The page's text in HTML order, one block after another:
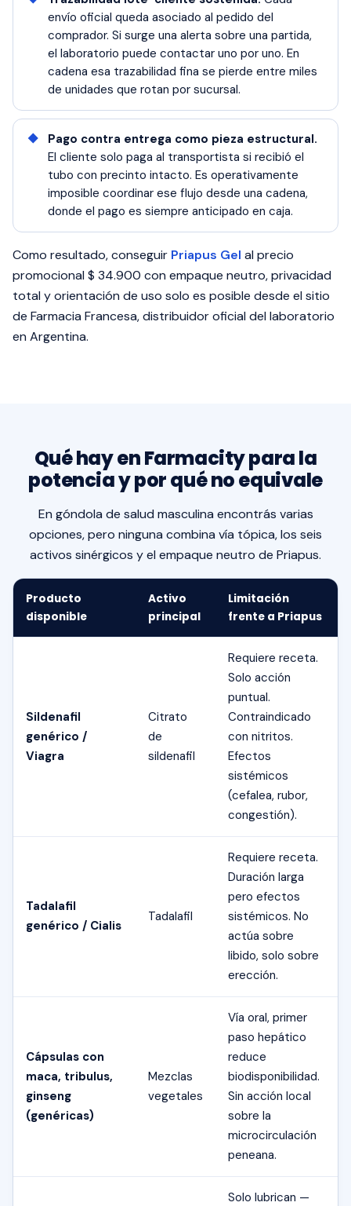
envío oficial queda asociado al pedido del
comprador. Si surge una alerta sobre una partida,
el laboratorio puede contactar uno por uno. En
cadena esa trazabilidad fina se pierde entre miles
de unidades que rotan por sucursal.
Pago contra entrega como pieza estructural.
El cliente solo paga al transportista si recibió el
tubo con precinto intacto. Es operativamente
imposible coordinar ese flujo desde una cadena,
donde el pago es siempre anticipado en caja.
Como resultado, conseguir Priapus Gel al precio
promocional $ 34.900 con empaque neutro, privacidad
total y orientación de uso solo es posible desde el sitio
de Farmacia Francesa, distribuidor oficial del laboratorio
en Argentina.
Qué hay en Farmacity para la
potencia y por qué no equivale
En góndola de salud masculina encontrás varias
opciones, pero ninguna combina vía tópica, los seis
activos sinérgicos y el empaque neutro de Priapus.
Producto
disponible
Activo
principal
Limitación
frente a Priapus
Sildenafil
genérico /
Viagra
Citrato
de
sildenafil
Requiere receta.
Solo acción
puntual.
Contraindicado
con nitritos.
Efectos
sistémicos
(cefalea, rubor,
congestión).
Tadalafil
genérico / Cialis
Tadalafil
Requiere receta.
Duración larga
pero efectos
sistémicos. No
actúa sobre
libido, solo sobre
erección.
Cápsulas con
maca, tribulus,
ginseng
(genéricas)
Mezclas
vegetales
Vía oral, primer
paso hepático
reduce
biodisponibilidad.
Sin acción local
sobre la
microcirculación
peneana.
Solo lubrican —